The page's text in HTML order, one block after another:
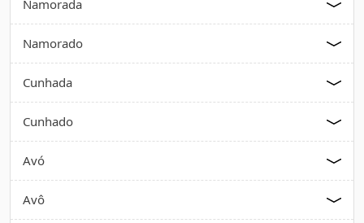
Namorada
Namorado
Cunhada
Cunhado
Avó
Avô